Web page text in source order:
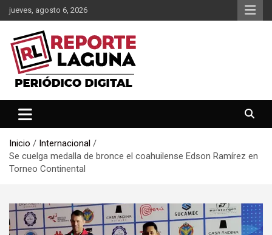
Saltar
al
contenido
jueves, agosto 6, 2026
Reporte Laguna
Inicio
Internacional
Se cuelga medalla de bronce el coahuilense Edson Ramírez en
Torneo Continental